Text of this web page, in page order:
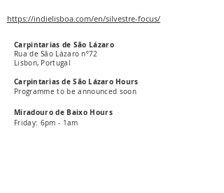
https://indielisboa.com/en/silvestre-focus/
Carpintarias de São Lázaro
Rua de São Lázaro nº72
Lisbon, Portugal
Carpintarias de São Lázaro Hours
Programme to be announced soon
Miradouro de Baixo Hours
Friday: 6pm - 1am